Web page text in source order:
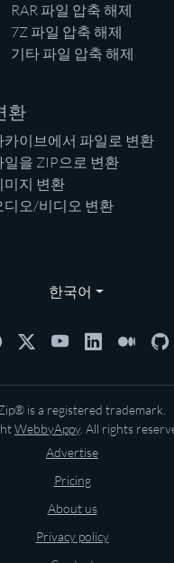
RAR 파일 압축 해제
7Z 파일 압축 해제
기타 파일 압축 해제
환
카이브에서 파일로 변환
일을 ZIP으로 변환
미지 변환
디오/비디오 변환
한국어
is a registered trademark.
WebbyAppy. All rights
Advertise
Pricing
About us
Privacy policy